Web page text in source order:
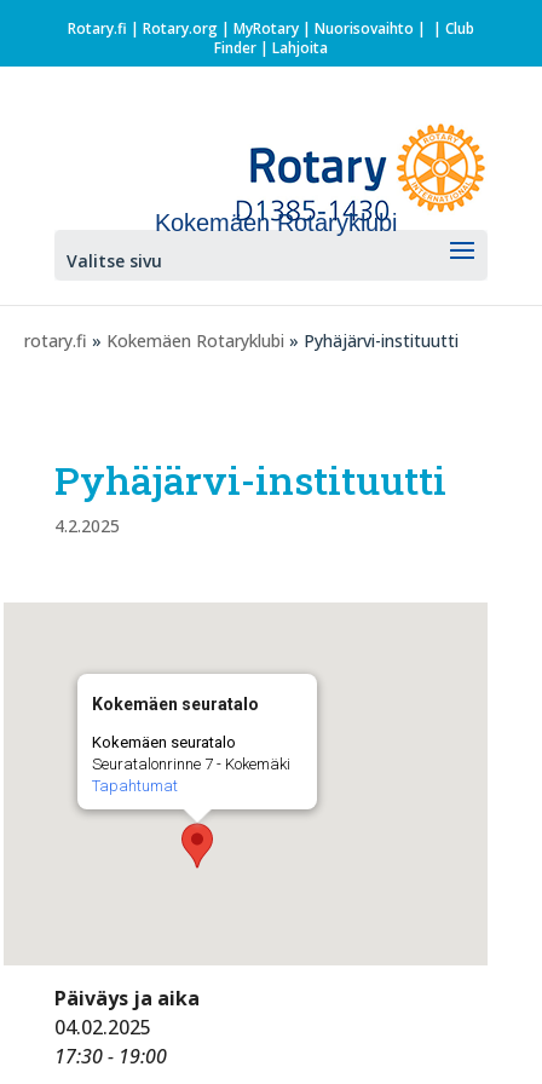
Rotary.fi | Rotary.org| MyRotary | Nuorisovaihto | | Club
Finder| Lahjoita
Kokemäen Rotaryklubi
Valitse sivu
rotary.fi » Kokemäen Rotaryklubi » Pyhäjärvi-instituutti
Pyhäjärvi-instituutti
4.2.2025
Kokemäen seuratalo
Kokemäen seuratalo
Seuratalonrinne 7 - Kokemäki
Tapahtumat
Päiväys ja aika
04.02.2025
17:30 - 19:00